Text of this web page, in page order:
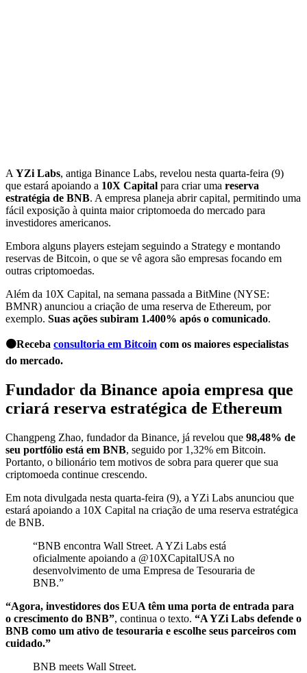
A YZi Labs, antiga Binance Labs, revelou nesta quarta-feira (9)
que estará apoiando a 10X Capital para criar uma reserva
estratégia de BNB. A empresa planeja abrir capital, permitindo uma
fácil exposição à quinta maior criptomoeda do mercado para
investidores americanos.
Embora alguns players estejam seguindo a Strategy e montando
reservas de Bitcoin, o que se vê agora são empresas focando em
outras criptomoedas.
Além da 10X Capital, na semana passada a BitMine (NYSE:
BMNR) anunciou a criação de uma reserva de Ethereum, por
exemplo. Suas ações subiram 1.400% após o comunicado.
🟠Receba consultoria em Bitcoin com os maiores especialistas
do mercado.
Fundador da Binance apoia empresa que
criará reserva estratégica de Ethereum
Changpeng Zhao, fundador da Binance, já revelou que 98,48% de
seu portfólio está em BNB, seguido por 1,32% em Bitcoin.
Portanto, o bilionário tem motivos de sobra para querer que sua
criptomoeda continue crescendo.
Em nota divulgada nesta quarta-feira (9), a YZi Labs anunciou que
estará apoiando a 10X Capital na criação de uma reserva estratégica
de BNB.
“BNB encontra Wall Street. A YZi Labs está
oficialmente apoiando a @10XCapitalUSA no
desenvolvimento de uma Empresa de Tesouraria de
BNB.”
“Agora, investidores dos EUA têm uma porta de entrada para
o crescimento do BNB”, continua o texto. “A YZi Labs defende o
BNB como um ativo de tesouraria e escolhe seus parceiros com
cuidado.”
BNB meets Wall Street.